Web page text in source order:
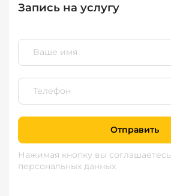
Запись на услугу
Отправить
Нажимая кнопку вы соглашаетесь
персональных данных